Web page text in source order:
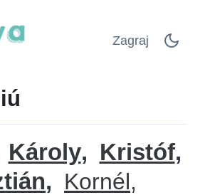
Zagraj
Károly
Kristóf
Kornél